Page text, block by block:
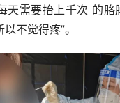
天需要抬上千次 的胳
不觉得疼”。